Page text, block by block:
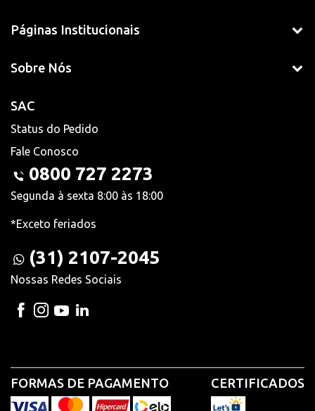
Páginas Institucionais
Sobre Nós
SAC
Status do Pedido
Fale Conosco
0800 727 2273
Segunda à sexta 8:00 às 18:00
*Exceto feriados
(31) 2107-2045
Nossas Redes Sociais
FORMAS DE PAGAMENTO CERTIFICADOS